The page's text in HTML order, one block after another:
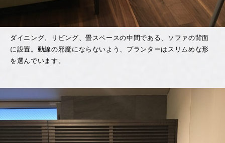
ダイニング、リビング、畳スペースの中間である、ソファの背面
に設置。動線の邪魔にならないよう、プランターはスリムめな形
を選んでいます。